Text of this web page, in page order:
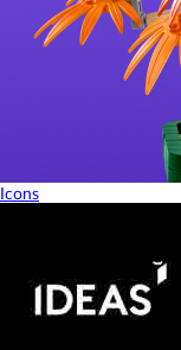
Icons